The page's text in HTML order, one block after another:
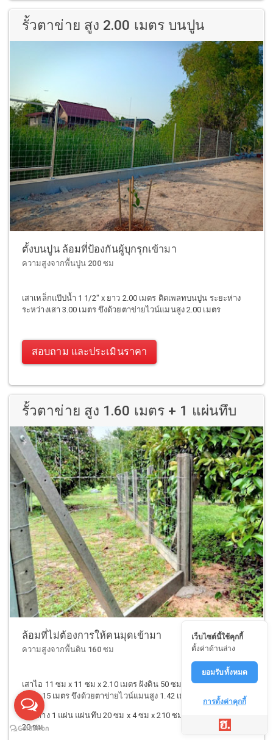
รั้วตาข่าย สูง 2.00 เมตร บนปูน
ตั้งบนปูน ล้อมที่ป้องกันผู้บุกรุกเข้ามา
ความสูงจากพื้นปูน 200 ซม
เสาเหล็กแป๊ปน้ำ 1 1/2" x ยาว 2.00 เมตร ติดเพลทบนปูน ระยะห่าง
ระหว่างเสา 3.00 เมตร ขึงด้วยตาข่ายไวน์แมนสูง 2.00 เมตร
สอบถาม และประเมินราคา
รั้วตาข่าย สูง 1.60 เมตร + 1 แผ่นทึบ
ล้อมที่ไม่ต้องการให้คนมุดเข้ามา
ความสูงจากพื้นดิน 160 ซม
เสาไอ 11 ซม x 11 ซม x 2.10 เมตร ฝังดิน 50 ซม. ระยะห่างระหว่าง
เสา 2.15 เมตร ขึงด้วยตาข่ายไวน์แมนสูง 1.42 เมตร
ด้านล่าง 1 แผ่น แผ่นทึบ 20 ซม x 4 ซม x 210 ซม แผ่นทึบล่างรวมสูง
20 ซม
เว็บไซต์นี้ใช้คุกกี้
ตั้งค่าด้านล่าง
ยอมรับทั้งหมด
การตั้งค่าคุกกี้